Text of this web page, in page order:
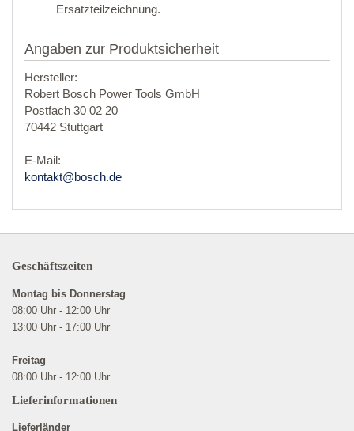
Ersatzteilzeichnung.
Angaben zur Produktsicherheit
Hersteller:
Robert Bosch Power Tools GmbH
Postfach 30 02 20
70442 Stuttgart
E-Mail:
kontakt@bosch.de
Geschäftszeiten
Montag bis Donnerstag
08:00 Uhr - 12:00 Uhr
13:00 Uhr - 17:00 Uhr
Freitag
08:00 Uhr - 12:00 Uhr
Lieferinformationen
Lieferländer